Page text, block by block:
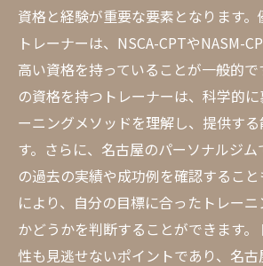
資格と経験が重要な要素となります
トレーナーは、NSCA-CPTやNASM-
高い資格を持っていることが一般的で
の資格を持つトレーナーは、科学的
ーニングメソッドを理解し、提供す
す。さらに、名古屋のパーソナルジ
の過去の実績や成功例を確認するこ
により、自分の目標に合ったトレー
かどうかを判断することができます
性も見逃せないポイントであり、名